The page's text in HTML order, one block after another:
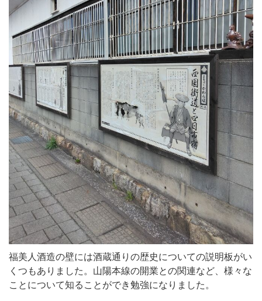
福美人酒造の壁には酒蔵通りの歴史についての説明板がい
くつもありました。山陽本線の開業との関連など、様々な
ことについて知ることができ勉強になりました。